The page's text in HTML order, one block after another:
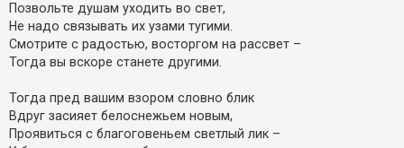
Позвольте душам уходить во свет,
Не надо связывать их узами тугими.
Смотрите с радостью, восторгом на рассвет –
Тогда вы вскоре станете другими.
Тогда пред вашим взором словно блик
Вдруг засияет белоснежьем новым,
Проявиться с благоговеньем светлый лик –